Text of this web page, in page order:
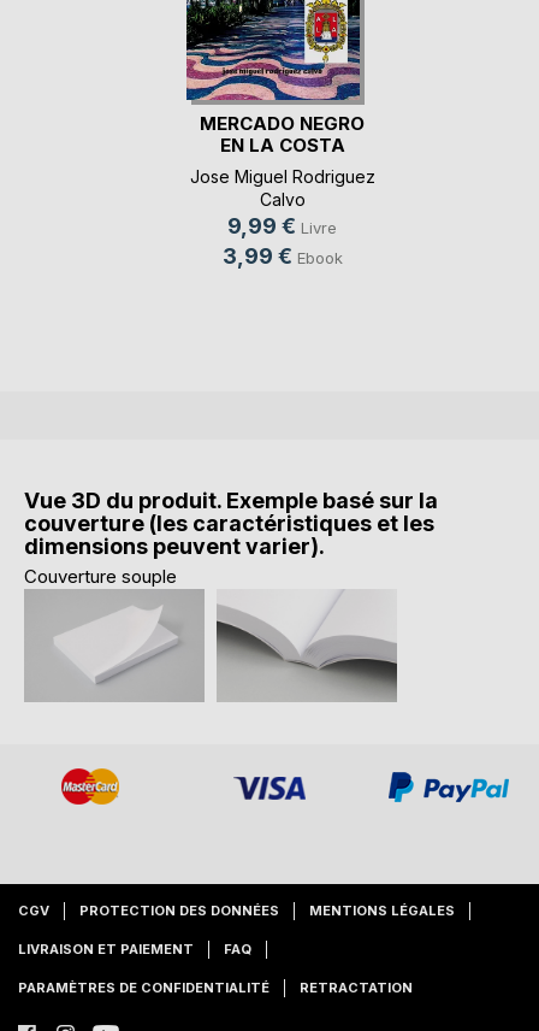
MERCADO NEGRO
EN LA COSTA
BLANCA
Jose Miguel Rodriguez
Calvo
9,99 € Livre
3,99 € Ebook
Vue 3D du produit. Exemple basé sur la
couverture (les caractéristiques et les
dimensions peuvent varier).
Couverture souple
CGV PROTECTION DES DONNÉES MENTIONS LÉGALES
LIVRAISON ET PAIEMENT FAQ
PARAMÈTRES DE CONFIDENTIALITÉ RETRACTATION